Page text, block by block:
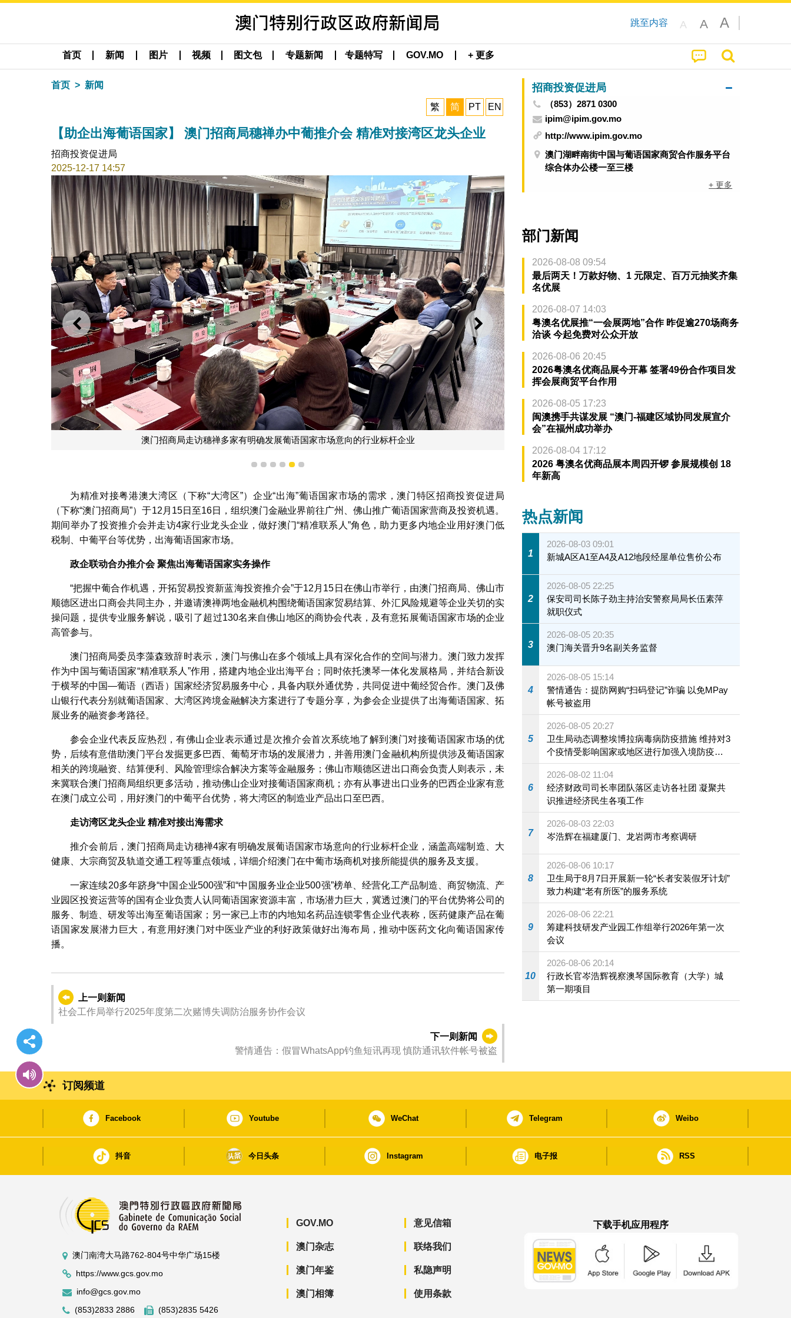
跳至内容 A A A
首页 新闻 图片 视频 图文包 专题新闻 专题特写 GOV.MO + 更多
首页 新闻
繁 简 PT EN
【助企出海葡语国家】 澳门招商局穗禅办中葡推介会 精准对接湾区龙头企业
招商投资促进局
2025-12-17 14:57
上一则 下一则
澳门招商局走访穗禅多家有明确发展葡语国家市场意向的行业标杆企业
1 2 3 4 5 6
为精准对接粤港澳大湾区（下称“大湾区”）企业“出海”葡语国家市场的需求，澳门特区招商投资促进局
（下称“澳门招商局”）于12月15日至16日，组织澳门金融业界前往广州、佛山推广葡语国家营商及投资机遇。
期间举办了投资推介会并走访4家行业龙头企业，做好澳门“精准联系人”角色，助力更多内地企业用好澳门低
税制、中葡平台等优势，出海葡语国家市场。
政企联动合办推介会聚焦出海葡语国家实务操作
“把握中葡合作机遇，开拓贸易投资新蓝海投资推介会”于12月15日在佛山市举行，由澳门招商局、佛山市
顺德区进出口商会共同主办，并邀请澳禅两地金融机构围绕葡语国家贸易结算、外汇风险规避等企业关切的实
操问题，提供专业服务解说，吸引了超过130名来自佛山地区的商协会代表，及有意拓展葡语国家市场的企业
高管参与。
澳门招商局委员李藻森致辞时表示，澳门与佛山在多个领域上具有深化合作的空间与潜力。澳门致力发挥
作为中国与葡语国家“精准联系人”作用，搭建内地企业出海平台；同时依托澳琴一体化发展格局，并结合新设
于横琴的中国—葡语（西语）国家经济贸易服务中心，具备内联外通优势，共同促进中葡经贸合作。澳门及佛
山银行代表分别就葡语国家、大湾区跨境金融解决方案进行了专题分享，为参会企业提供了出海葡语国家、拓
展业务的融资参考路径。
参会企业代表反应热烈，有佛山企业表示通过是次推介会首次系统地了解到澳门对接葡语国家市场的优
势，后续有意借助澳门平台发掘更多巴西、葡萄牙市场的发展潜力，并善用澳门金融机构所提供涉及葡语国家
相关的跨境融资、结算便利、风险管理综合解决方案等金融服务；佛山市顺德区进出口商会负责人则表示，未
来冀联合澳门招商局组织更多活动，推动佛山企业对接葡语国家商机；亦有从事进出口业务的巴西企业家有意
在澳门成立公司，用好澳门的中葡平台优势，将大湾区的制造业产品出口至巴西。
走访湾区龙头企业 精准对接出海需求
推介会前后，澳门招商局走访穗禅4家有明确发展葡语国家市场意向的行业标杆企业，涵盖高端制造、大
健康、大宗商贸及轨道交通工程等重点领域，详细介绍澳门在中葡市场商机对接所能提供的服务及支援。
一家连续20多年跻身“中国企业500强”和“中国服务业企业500强”榜单、经营化工产品制造、商贸物流、产
业园区投资运营等的国有企业负责人认同葡语国家资源丰富，市场潜力巨大，冀透过澳门的平台优势将公司的
服务、制造、研发等出海至葡语国家；另一家已上市的内地知名药品连锁零售企业代表称，医药健康产品在葡
语国家发展潜力巨大，有意用好澳门对中医业产业的利好政策做好出海布局，推动中医药文化向葡语国家传
播。
上一则新闻
社会工作局举行2025年度第二次赌博失调防治服务协作会议
下一则新闻
警情通告：假冒WhatsApp钓鱼短讯再现 慎防通讯软件帐号被盗
招商投资促进局
（853）2871 0300
ipim@ipim.gov.mo
http://www.ipim.gov.mo
澳门湖畔南街中国与葡语国家商贸合作服务平台
综合体办公楼一至三楼
+ 更多
部门新闻
2026-08-08 09:54
最后两天！万款好物、1 元限定、百万元抽奖齐集
名优展
2026-08-07 14:03
粤澳名优展推“一会展两地”合作 昨促逾270场商务
洽谈 今起免费对公众开放
2026-08-06 20:45
2026粤澳名优商品展今开幕 签署49份合作项目发
挥会展商贸平台作用
2026-08-05 17:23
闽澳携手共谋发展 “澳门-福建区域协同发展宣介
会”在福州成功举办
2026-08-04 17:12
2026 粤澳名优商品展本周四开锣 参展规模创 18
年新高
热点新闻
1
2026-08-03 09:01
新城A区A1至A4及A12地段经屋单位售价公布
2
2026-08-05 22:25
保安司司长陈子劲主持治安警察局局长伍素萍
就职仪式
3
2026-08-05 20:35
澳门海关晋升9名副关务监督
4
2026-08-05 15:14
警情通告：提防网购“扫码登记”诈骗 以免MPay
帐号被盗用
5
2026-08-05 20:27
卫生局动态调整埃博拉病毒病防疫措施 维持对3
个疫情受影响国家或地区进行加强入境防疫措
施
6
2026-08-02 11:04
经济财政司司长率团队落区走访各社团 凝聚共
识推进经济民生各项工作
7
2026-08-03 22:03
岑浩辉在福建厦门、龙岩两市考察调研
8
2026-08-06 10:17
卫生局于8月7日开展新一轮“长者安装假牙计划”
致力构建“老有所医”的服务系统
9
2026-08-06 22:21
筹建科技研发产业园工作组举行2026年第一次
会议
10
2026-08-06 20:14
行政长官岑浩辉视察澳琴国际教育（大学）城
第一期项目
订阅频道
Facebook Youtube WeChat Telegram Weibo
抖音 今日头条 Instagram 电子报 RSS
澳门南湾大马路762-804号中华广场15楼
https://www.gcs.gov.mo
info@gcs.gov.mo
(853)2833 2886
(853)2835 5426
GOV.MO
澳门杂志
澳门年鉴
澳门相簿
意见信箱
联络我们
私隐声明
使用条款
下载手机应用程序